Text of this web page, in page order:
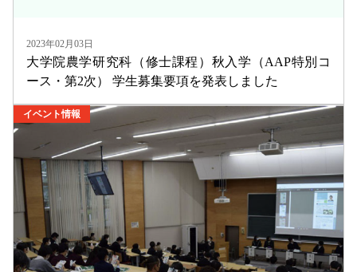
2023年02月03日
大学院農学研究科（修士課程）秋入学（AAP特別コ
ース・第2次） 学生募集要項を発表しました
イベント情報